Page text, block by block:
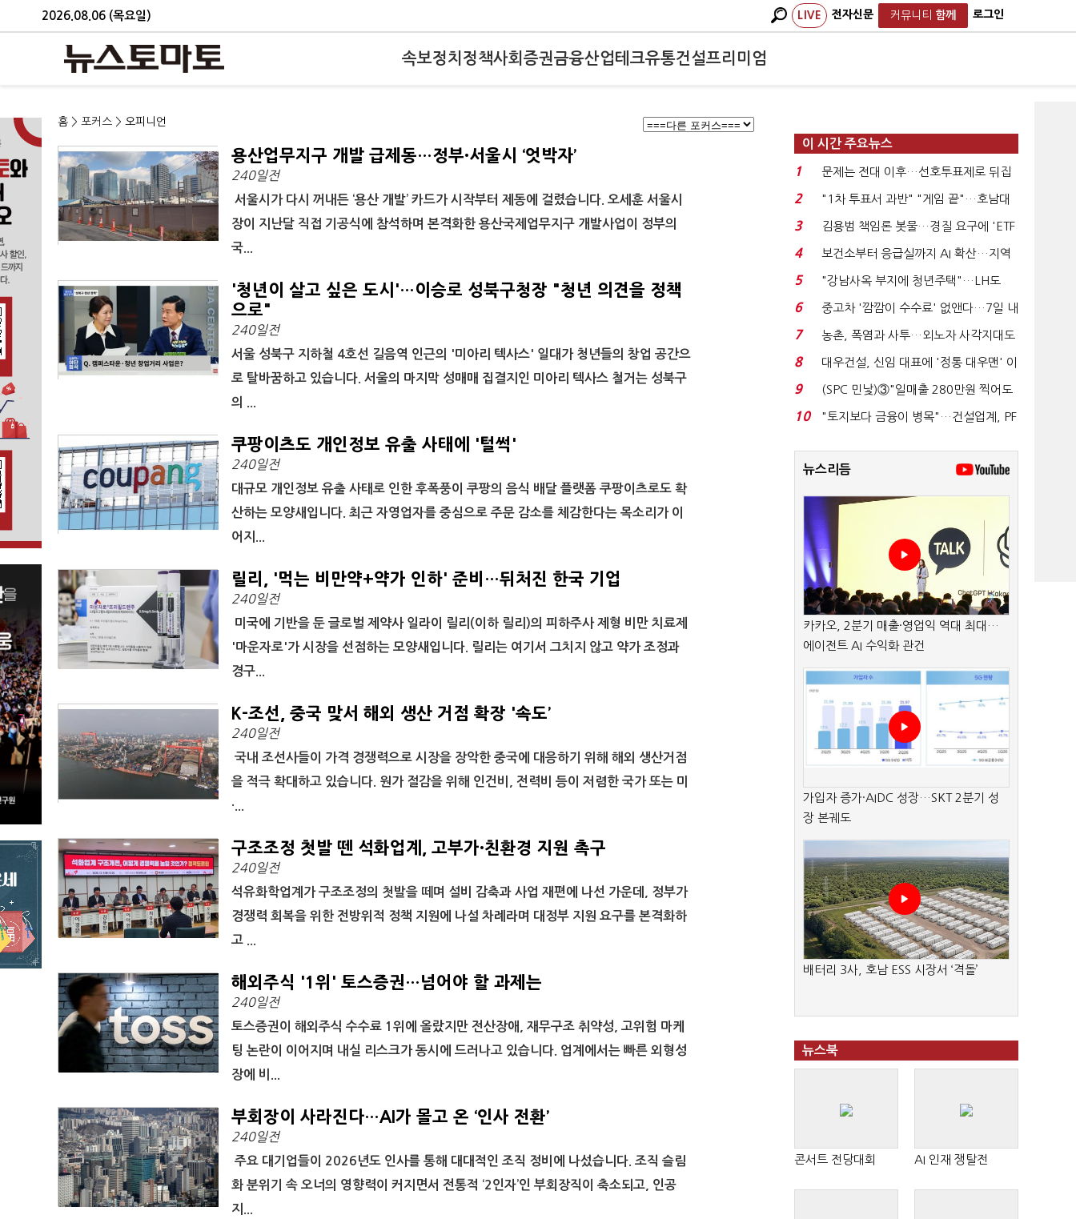
2026.08.06 (목요일) LIVE 전자신문 커뮤니티 함께 로그인
속보정치 정책사회 증권금융산업테크유통건설프리미엄
홈 > 포커스 > 오피니언
용산업무지구 개발 급제동…정부·서울시 ‘엇박자’
240일전
서울시가 다시 꺼내든 ‘용산 개발’ 카드가 시작부터 제동에 걸렸습니다. 오세훈 서울시
장이 지난달 직접 기공식에 참석하며 본격화한 용산국제업무지구 개발사업이 정부의
국...
'청년이 살고 싶은 도시'…이승로 성북구청장 "청년 의견을 정책
으로"
240일전
서울 성북구 지하철 4호선 길음역 인근의 '미아리 텍사스' 일대가 청년들의 창업 공간으
로 탈바꿈하고 있습니다. 서울의 마지막 성매매 집결지인 미아리 텍사스 철거는 성북구
의 ...
쿠팡이츠도 개인정보 유출 사태에 '털썩'
240일전
대규모 개인정보 유출 사태로 인한 후폭풍이 쿠팡의 음식 배달 플랫폼 쿠팡이츠로도 확
산하는 모양새입니다. 최근 자영업자를 중심으로 주문 감소를 체감한다는 목소리가 이
어지...
릴리, '먹는 비만약+약가 인하' 준비…뒤처진 한국 기업
240일전
미국에 기반을 둔 글로벌 제약사 일라이 릴리(이하 릴리)의 피하주사 제형 비만 치료제
'마운자로'가 시장을 선점하는 모양새입니다. 릴리는 여기서 그치지 않고 약가 조정과
경구...
K-조선, 중국 맞서 해외 생산 거점 확장 '속도’
240일전
국내 조선사들이 가격 경쟁력으로 시장을 장악한 중국에 대응하기 위해 해외 생산거점
을 적극 확대하고 있습니다. 원가 절감을 위해 인건비, 전력비 등이 저렴한 국가 또는 미
·...
구조조정 첫발 뗀 석화업계, 고부가·친환경 지원 촉구
240일전
석유화학업계가 구조조정의 첫발을 떼며 설비 감축과 사업 재편에 나선 가운데, 정부가
경쟁력 회복을 위한 전방위적 정책 지원에 나설 차례라며 대정부 지원 요구를 본격화하
고 ...
해외주식 '1위' 토스증권…넘어야 할 과제는
240일전
토스증권이 해외주식 수수료 1위에 올랐지만 전산장애, 재무구조 취약성, 고위험 마케
팅 논란이 이어지며 내실 리스크가 동시에 드러나고 있습니다. 업계에서는 빠른 외형성
장에 비...
부회장이 사라진다…AI가 몰고 온 ‘인사 전환’
240일전
주요 대기업들이 2026년도 인사를 통해 대대적인 조직 정비에 나섰습니다. 조직 슬림
화 분위기 속 오너의 영향력이 커지면서 전통적 ‘2인자’인 부회장직이 축소되고, 인공
지...
이 시간 주요뉴스
1
문제는 전대 이후…선호투표제로 뒤집
힐 땐 '지지층 불...
2
"1차 투표서 과반" "게임 끝"…호남대
전 앞두고 '충돌'...
3
김용범 책임론 봇물…경질 요구에 'ETF
특검' 주장까지...
4
보건소부터 응급실까지 AI 확산…지역
의료 혁신 본격...
5
"강남사옥 부지에 청년주택"…LH도
'공급 속도전'...
6
중고차 '깜깜이 수수료' 없앤다…7일 내
중대하자 생기...
7
농촌, 폭염과 사투…외노자 사각지대도
없앤다
8
대우건설, 신임 대표에 '정통 대우맨' 이
강석 부사장 내정...
9
(SPC 민낯)③"일매출 280만원 찍어도
수익 제자리"…점...
10
"토지보다 금융이 병목"…건설업계, PF
뉴스리듬
카카오, 2분기 매출·영업익 역대 최대…
에이전트 AI 수익화 관건
가입자 증가·AIDC 성장…SKT 2분기 성
장 본궤도
배터리 3사, 호남 ESS 시장서 ‘격돌’
뉴스북
콘서트 전당대회 AI 인재 쟁탈전